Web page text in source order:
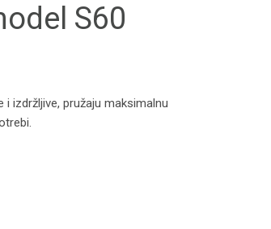
S60
izdržljive, pružaju maksimalnu